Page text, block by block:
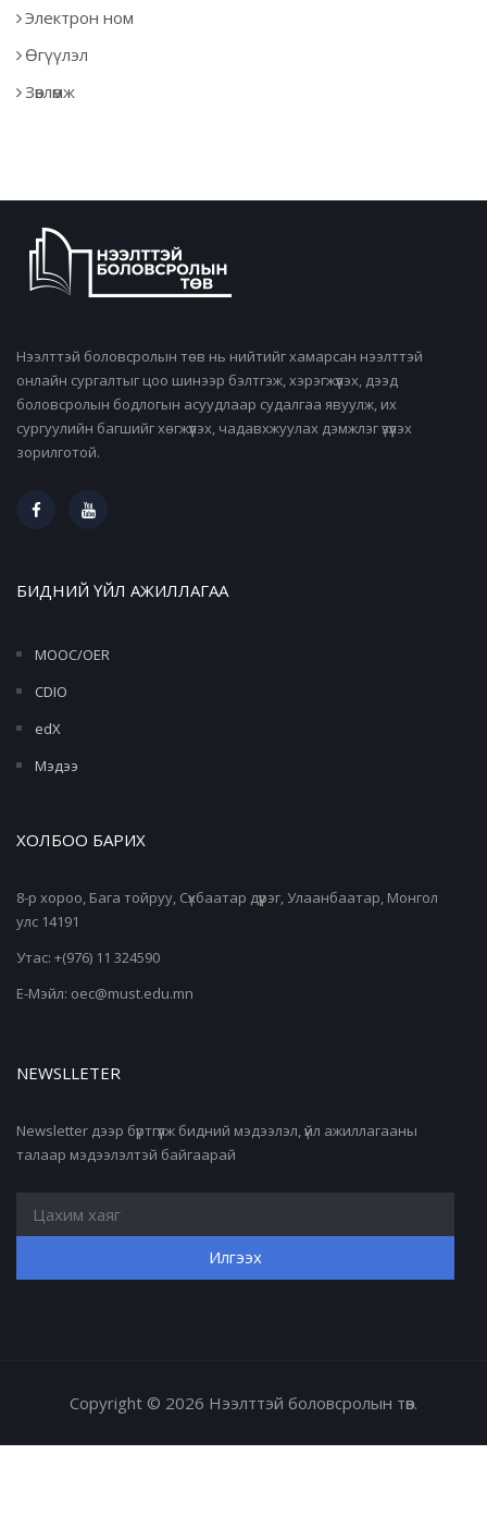
Электрон ном
Өгүүлэл
Зөвлөмж
Нээлттэй боловсролын төв нь нийтийг хамарсан нээлттэй
онлайн сургалтыг цоо шинээр бэлтгэж, хэрэгжүүлэх, дээд
боловсролын бодлогын асуудлаар судалгаа явуулж, их
сургуулийн багшийг хөгжүүлэх, чадавхжуулах дэмжлэг үзүүлэх
зорилготой.
БИДНИЙ ҮЙЛ АЖИЛЛАГАА
MOOC/OER
CDIO
edX
Мэдээ
ХОЛБОО БАРИХ
8-р хороо, Бага тойруу, Сүхбаатар дүүрэг, Улаанбаатар, Монгол
улс 14191
Утас: +(976) 11 324590
Е-Мэйл: oec@must.edu.mn
NEWSLLETER
Newsletter дээр бүртгүүлж бидний мэдээлэл, үйл ажиллагааны
талаар мэдээлэлтэй байгаарай
Copyright © 2026 Нээлттэй боловсролын төв.